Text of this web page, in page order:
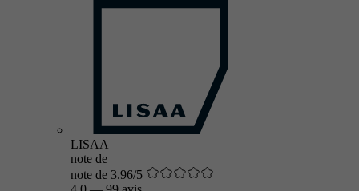
LISAA
note de
note de 3.96/5